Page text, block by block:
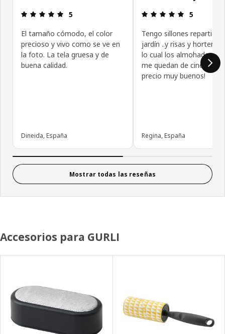
Reseña: 5 de 5 estrellas.
5
El tamaño cómodo, el color
precioso y vivo como se ve en
la foto. La tela gruesa y de
buena calidad.
Dineida, España
Reseña: 5
5
Tengo sillones
jardín ..y risas y
lo cual los almohadones
me quedan de cine y
precio muy buenos!
Regina, España
Mostrar todas las reseñas
Accesorios para GURLI